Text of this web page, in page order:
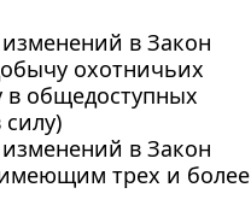
в Закон
охотничьих
общедоступных
в Закон
трех и более